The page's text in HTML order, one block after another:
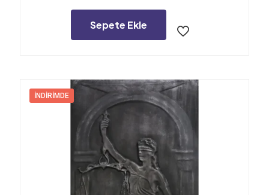
7.860,00₺.
Sepete Ekle
İNDIRIMDE